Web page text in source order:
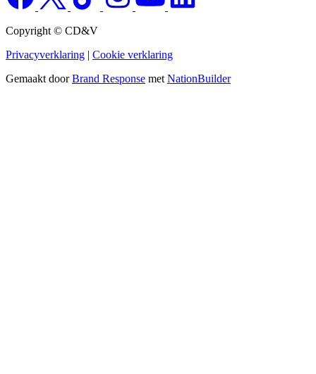
Copyright © CD&V
Privacyverklaring | Cookie verklaring
Gemaakt doorBrand Response metNationBuilder